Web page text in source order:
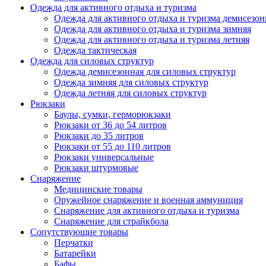
Одежда для активного отдыха и туризма
Одежда для активного отдыха и туризма
Одежда для активного отдыха и туризма зимняя
Одежда для активного отдыха и туризма летняя
Одежда тактическая
Одежда для силовых структур
Одежда демисезонная для силовых структур
Одежда зимняя для силовых структур
Одежда летняя для силовых структур
Рюкзаки
Баулы, сумки, герморюкзаки
Рюкзаки от 36 до 54 литров
Рюкзаки до 35 литров
Рюкзаки от 55 до 110 литров
Рюкзаки универсальные
Рюкзаки штурмовые
Снаряжение
Медицинские товары
Оружейное снаряжение и военная аммуниция
Снаряжение для активного отдыха и туризма
Снаряжение для страйкбола
Сопутствующие товары
Перчатки
Батарейки
Бафы